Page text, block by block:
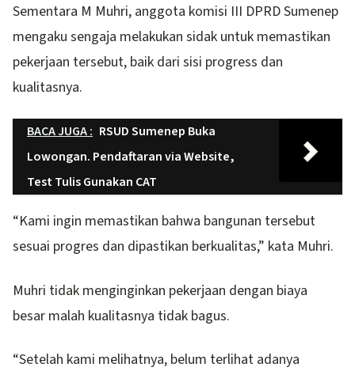
Sementara M Muhri, anggota komisi III DPRD Sumenep
mengaku sengaja melakukan sidak untuk memastikan
pekerjaan tersebut, baik dari sisi progress dan
kualitasnya.
BACA JUGA : RSUD Sumenep Buka
Lowongan. Pendaftaran via Website,
Test Tulis Gunakan CAT
“Kami ingin memastikan bahwa bangunan tersebut
sesuai progres dan dipastikan berkualitas,” kata Muhri.
Muhri tidak menginginkan pekerjaan dengan biaya
besar malah kualitasnya tidak bagus.
“Setelah kami melihatnya, belum terlihat adanya